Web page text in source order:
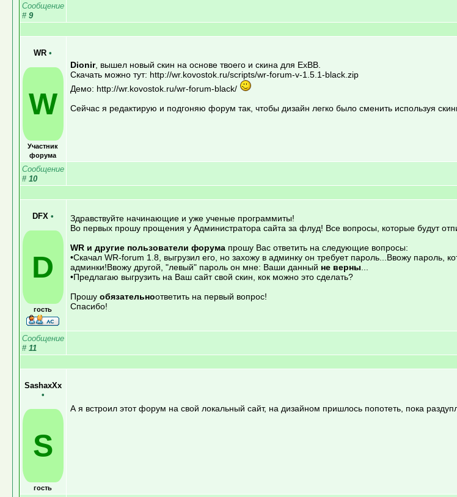
Сообщение
# 9
WR •
W
Участник
форума
Dionir, вышел новый скин на основе твоего и скина для ExBB.
Скачать можно тут: http://wr.kovostok.ru/scripts/wr-forum-v-1.5.1-black.zip
Демо: http://wr.kovostok.ru/wr-forum-black/
Сейчас я редактирую и подгоняю форум так, чтобы дизайн легко было сменить используя
Сообщение
# 10
DFX •
D
гость
Здравствуйте начинающие и уже ученые программиты!
Во первых прошу прощения у Администратора сайта за флуд! Все вопросы, которые будут
WR и другие пользователи форумапрошу Вас ответить на следующие вопросы:
•Скачал WR-forum 1.8, выгрузил его, но захожу в админку он требует пароль...Ввожу
админки!Ввожу другой, "левый" пароль он мне: Ваши данный не верны
•Предлагаю выгрузить на Ваш сайт свой скин, кок можно это сделать?
Прошу обязательноответить на первый вопрос!
Спасибо!
Сообщение
# 11
SashaxXx
•
S
гость
А я встроил этот форум на свой локальный сайт, на дизайном пришлось попотеть, пока